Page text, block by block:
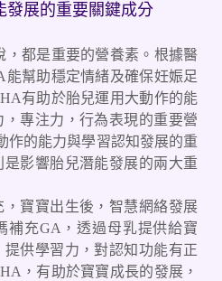
發展的重要關鍵成分
都是重要的營養素。根據醫
幫助穩定情緒及確保妊娠足
有助於胎兒運用大動作的能
專注力，行為表現的重要營
作的能力與學習認知發展的重
影響胎兒潛能發展的兩大重
寶寶出生後，智慧網絡發展
補充GA，透過母乳提供給寶
供學習力，對認知功能有正
，有助於寶寶成長的發展，